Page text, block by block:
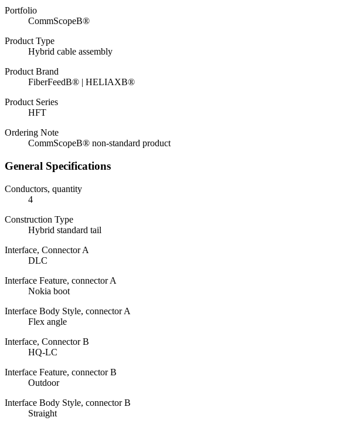
Portfolio
CommScopeВ®
Product Type
Hybrid cable assembly
Product Brand
FiberFeedВ® | HELIAXВ®
Product Series
HFT
Ordering Note
CommScopeВ® non-standard product
General Specifications
Conductors, quantity
4
Construction Type
Hybrid standard tail
Interface, Connector A
DLC
Interface Feature, connector A
Nokia boot
Interface Body Style, connector A
Flex angle
Interface, Connector B
HQ-LC
Interface Feature, connector B
Outdoor
Interface Body Style, connector B
Straight